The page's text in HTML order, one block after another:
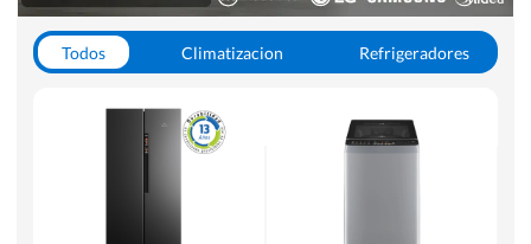
Todos Climatizacion
Refrigeradores
Hornos y Microondas